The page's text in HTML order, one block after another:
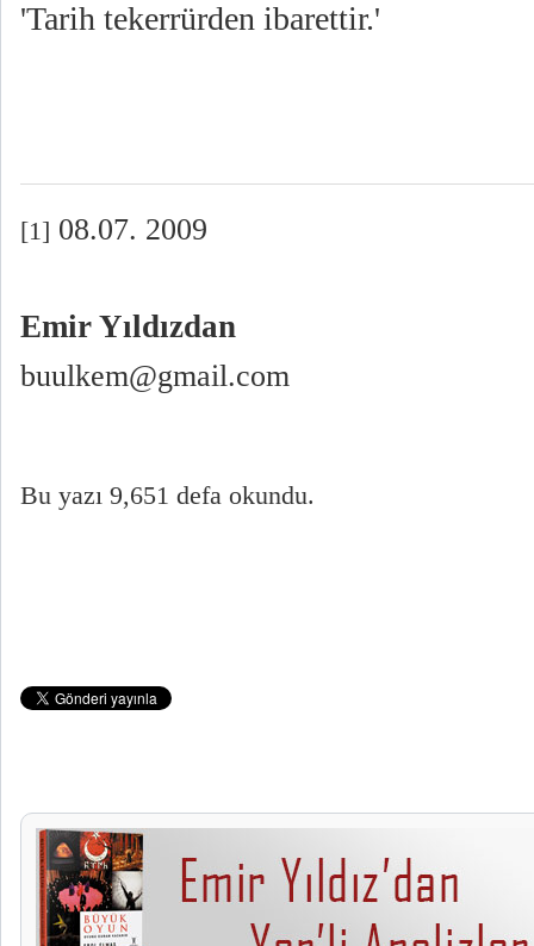
'Tarih tekerrürden ibarettir.'
[1] 08.07. 2009
Emir Yıldızdan
buulkem@gmail.com
Bu yazı 9,651 defa okundu.